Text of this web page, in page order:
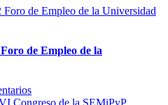
de Empleo de la